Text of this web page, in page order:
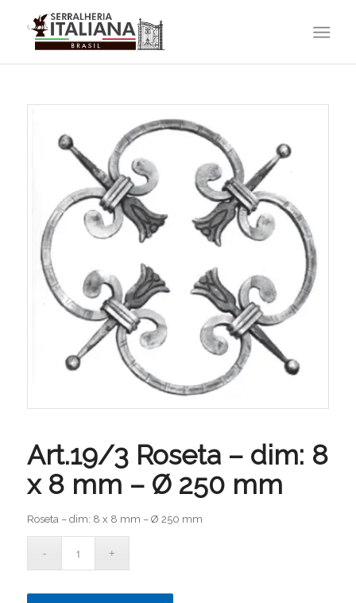
Art.19/3 Roseta – dim: 8
x 8 mm – Ø 250 mm
Roseta – dim: 8 x 8 mm – Ø 250 mm